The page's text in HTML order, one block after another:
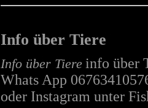
Info über Tiere
Info über Tiere info über
Whats App
oder Instagram unter